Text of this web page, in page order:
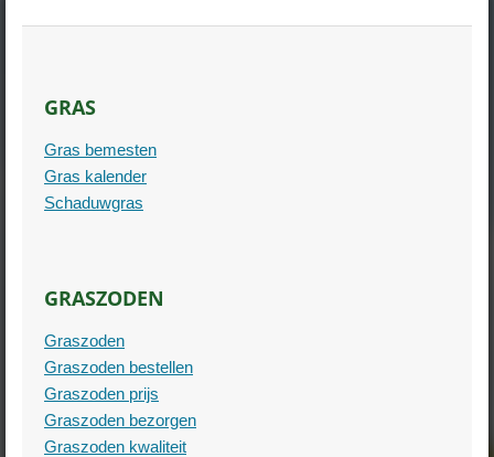
GRAS
Gras bemesten
Gras kalender
Schaduwgras
GRASZODEN
Graszoden
Graszoden bestellen
Graszoden prijs
Graszoden bezorgen
Graszoden kwaliteit